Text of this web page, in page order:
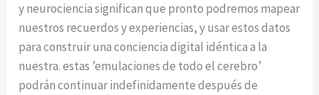
y neurociencia significan que pronto podremos mapear
nuestros recuerdos y experiencias, y usar estos datos
para construir una conciencia digital idéntica a la
nuestra. estas ’emulaciones de todo el cerebro’
podrán continuar indefinidamente después de